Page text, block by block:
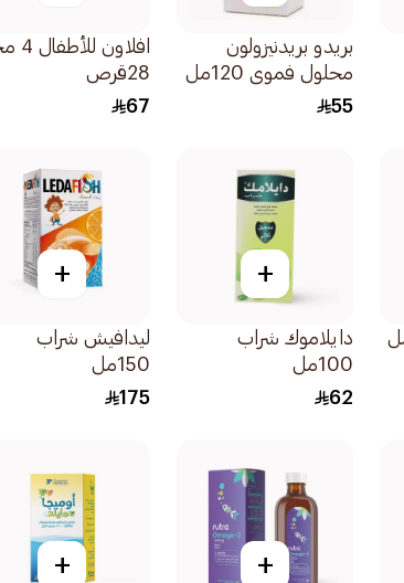
بريدو بريدنيزولون
محلول فموي 120مل
55
28قرص
67
+
دايلاموك شراب
100مل
62
+
ليدافيش شراب
150مل
175
+
+